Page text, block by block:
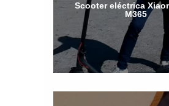
Scooter eléctrica
M365